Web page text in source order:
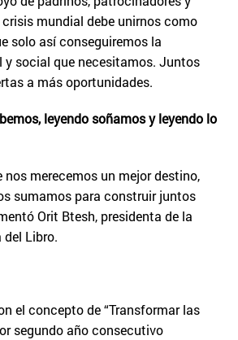
mundial debe unirnos como
solo así conseguiremos la
y social que necesitamos. Juntos
a más oportunidades.
leyendo soñamos y leyendo lo
nos merecemos un mejor destino,
sumamos para construir juntos
Orit Btesh, presidenta de la
del Libro.
el concepto de “Transformar las
segundo año consecutivo